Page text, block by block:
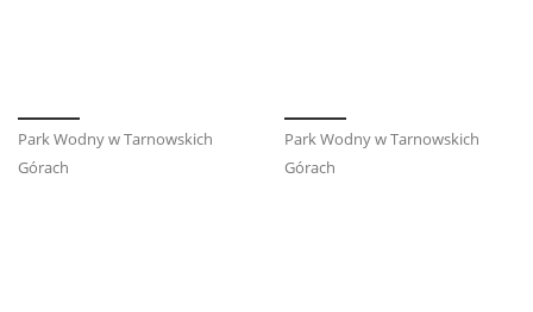
Park Wodny w Tarnowskich
Górach
Park Wodny w Tarnowskich
Górach